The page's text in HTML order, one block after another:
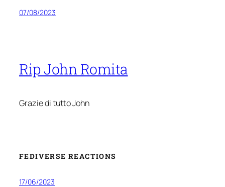
07/08/2023
Rip John Romita
Grazie di tutto John
FEDIVERSE REACTIONS
17/06/2023